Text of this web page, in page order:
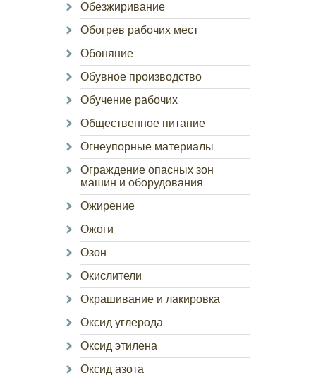
Обезжиривание
Обогрев рабочих мест
Обоняние
Обувное производство
Обучение рабочих
Общественное питание
Огнеупорные материалы
Ограждение опасных зон
машин и оборудования
Ожирение
Ожоги
Озон
Окислители
Окрашивание и лакировка
Оксид углерода
Оксид этилена
Оксид азота